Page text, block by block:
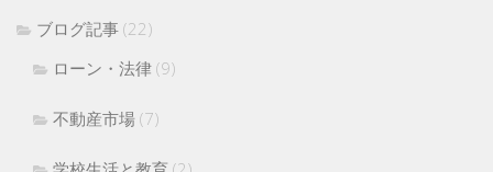
ブログ記事 (22)
ローン・法律 (9)
不動産市場 (7)